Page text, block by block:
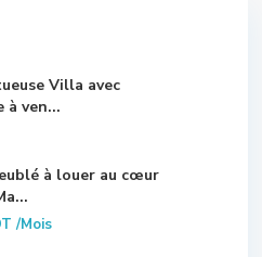
Villa avec
à ven...
à louer au cœur
/Mois